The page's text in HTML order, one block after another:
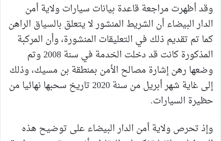
وقد أظهرت مراجعة قاعدة بيانات سيارات ولاية أمن
الدار البيضاء أن الشريط المنشور لا يتعلق بالسياق الراهن
كما تم تقديم ذلك في التعليقات المنشورة، وأن المركبة
المذكورة كانت قد دخلت الخدمة في سنة 2008 وتم
وضعها رهن إشارة مصالح الأمن بمنطقة بن مسيك، وذلك
إلى غاية شهر أبريل من سنة 2020 تاريخ سحبها نهائيا من
حظيرة السيارات.
وإذ تحرص ولاية أمن الدار البيضاء على توضيح هذه